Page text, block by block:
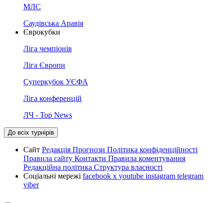
МЛС
Саудівська Аравія
Єврокубки
Ліга чемпіонів
Ліга Європи
Суперкубок УЄФА
Ліга конференцій
ЛЧ - Top News
До всіх турнірів
Сайт Редакція Прогнози Політика конфіденційності
Правила сайту Контакти Правила коментування
Редакційна політика Структура власності
Соціальні мережі facebook x youtube instagram telegram
viber